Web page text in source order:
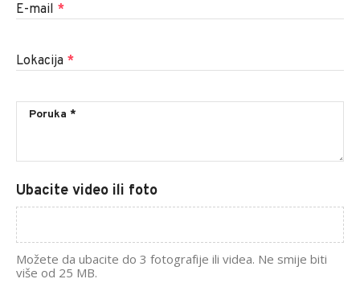
E-mail *
Lokacija *
Ubacite video ili foto
Možete da ubacite do 3 fotografije ili videa. Ne smije biti
više od 25 MB.